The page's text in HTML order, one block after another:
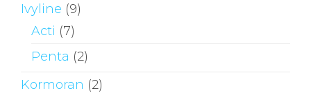
Ivyline (9)
Acti (7)
Penta (2)
Kormoran (2)